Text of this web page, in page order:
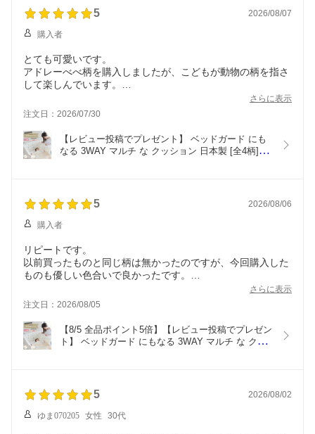
本製 赤ちゃん用
ども用座布団 かわいい
5 2026/08/07
購入者
とても可愛いです。
アドレーべべ柄を購入しましたが、こどもが動物の柄を指さ
して楽しんでいます。
購入前はベッドの柵に頭をぶつけて起きてしまっていました
が、購入後はしっかり寝てくれるようになりました。
さらに表示
注文日：2026/07/30
【レビュー投稿でプレゼント】 ベッドガード にも
なる 3WAY マルチ な クッション 日本製 [全4柄]
5 2026/08/06
購入者
リピートです。
以前買ったものと同じ柄は無かったのですが、今回購入した
ものも優しい色合いで良かったです。
連結してお昼寝用ベッドとベビーベッドのガード用で使い分
さらに表示
注文日：2026/08/05
【8/5 全品ポイント5倍】【レビュー投稿でプレゼン
ト】 ベッドガード にもなる 3WAY マルチ な クッ
布団 かわいい
5 2026/08/02
ゆま070205 女性 30代